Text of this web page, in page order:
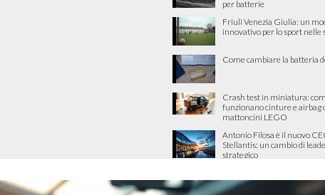
per batterie
Friuli Venezia Giulia: un
innovativo per lo sport nelle
Come cambiare la batteria
Crash test in miniatura:
funzionano cinture e airbag
mattoncini LEGO
Antonio Filosa è il nuovo
Stellantis: un cambio di
strategico